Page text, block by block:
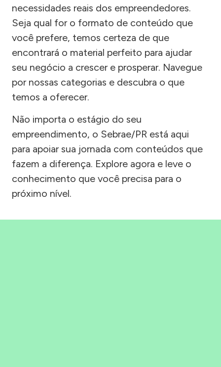
necessidades reais dos empreendedores.
Seja qual for o formato de conteúdo que
você prefere, temos certeza de que
encontrará o material perfeito para ajudar
seu negócio a crescer e prosperar. Navegue
por nossas categorias e descubra o que
temos a oferecer.
Não importa o estágio do seu
empreendimento, o Sebrae/PR está aqui
para apoiar sua jornada com conteúdos que
fazem a diferença. Explore agora e leve o
conhecimento que você precisa para o
próximo nível.